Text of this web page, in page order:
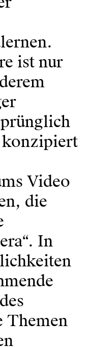
ist nur
konzipiert
Video
die
In
Themen